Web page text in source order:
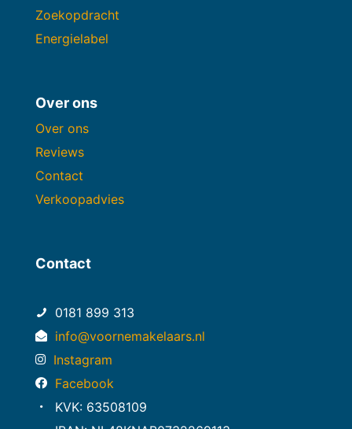
Zoekopdracht
Energielabel
Over ons
Over ons
Reviews
Contact
Verkoopadvies
Contact
0181 899 313
info@voornemakelaars.nl
Instagram
Facebook
KVK: 63508109